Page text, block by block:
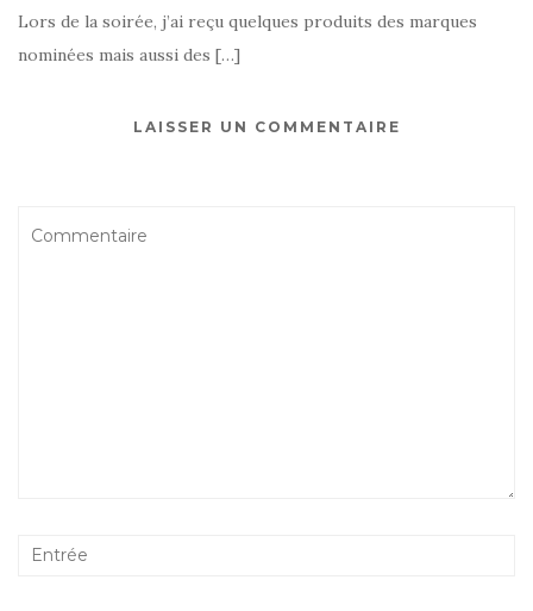
Lors de la soirée, j’ai reçu quelques produits des marques
nominées mais aussi des […]
LAISSER UN COMMENTAIRE